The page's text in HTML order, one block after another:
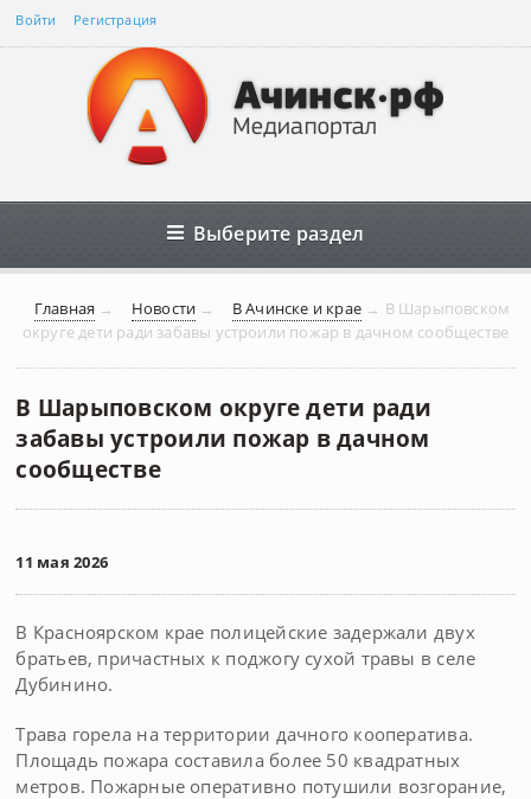
Войти Регистрация
Выберите раздел
Главная → Новости → В Ачинске и крае→ В Шарыповском
округе дети ради забавы устроили пожар в дачном сообществе
В Шарыповском округе дети ради
забавы устроили пожар в дачном
сообществе
11 мая 2026
В Красноярском крае полицейские задержали двух
братьев, причастных к поджогу сухой травы в селе
Дубинино.
Трава горела на территории дачного кооператива.
Площадь пожара составила более 50 квадратных
метров. Пожарные оперативно потушили возгорание,